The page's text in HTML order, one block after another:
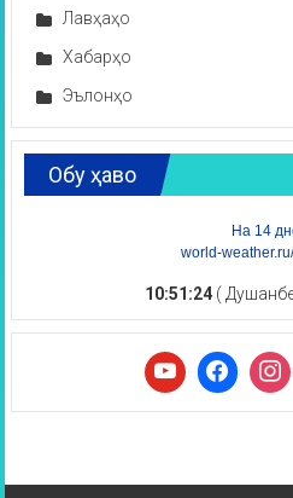
Лавҳаҳо
Хабарҳо
Эълонҳо
Обу ҳаво
На 14
world-
10:51:25 (